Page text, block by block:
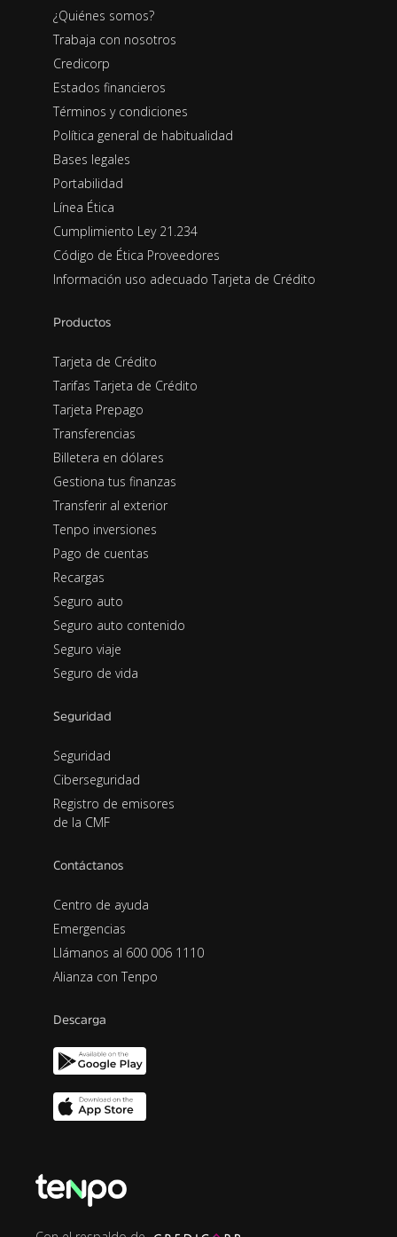
¿Quiénes somos?
Trabaja con nosotros
Credicorp
Estados financieros
Términos y condiciones
Política general de habitualidad
Bases legales
Portabilidad
Línea Ética
Cumplimiento Ley 21.234
Código de Ética Proveedores
Información uso adecuado Tarjeta de Crédito
Productos
Tarjeta de Crédito
Tarifas Tarjeta de Crédito
Tarjeta Prepago
Transferencias
Billetera en dólares
Gestiona tus finanzas
Transferir al exterior
Tenpo inversiones
Pago de cuentas
Recargas
Seguro auto
Seguro auto contenido
Seguro viaje
Seguro de vida
Seguridad
Seguridad
Ciberseguridad
Registro de emisores
de la CMF
Contáctanos
Centro de ayuda
Emergencias
Llámanos al 600 006 1110
Alianza con Tenpo
Descarga